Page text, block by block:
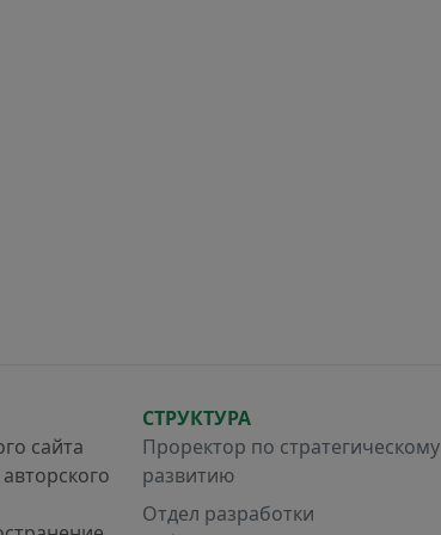
сайта
СТРУКТУРА
Проректор по стратегическому
развитию
Отдел разработки